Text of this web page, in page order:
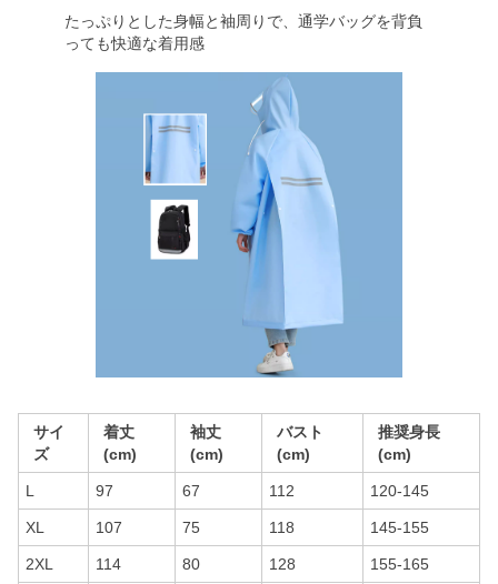
たっぷりとした身幅と袖周りで、通学バッグを背負
っても快適な着用感
サイ
ズ
着丈
(cm)
袖丈
(cm)
バスト
(cm)
推奨身長
(cm)
L 97 67 112 120-145
XL 107 75 118 145-155
2XL 114 80 128 155-165